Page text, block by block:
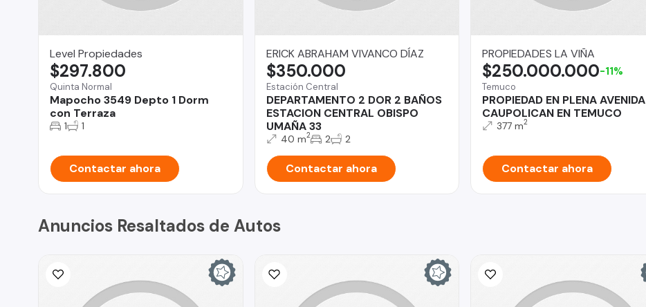
Level Propiedades
Quinta Normal
Mapocho 3549 Depto 1 Dorm
con Terraza
$297.800
1 1
Contactar ahora
ERICK ABRAHAM VIVANCO DÍAZ
Estación Central
DEPARTAMENTO 2 DOR 2 BAÑOS
ESTACION CENTRAL OBISPO
UMAÑA 33
$350.000
40 m2 2 2
Contactar ahora
PROPIEDADES LA VIÑA
Temuco
PROPIEDAD EN PLENA AVENIDA
CAUPOLICAN EN TEMUCO
$250.000.000-11%
377 m2
Contactar ahora
Anuncios Resaltados de Autos